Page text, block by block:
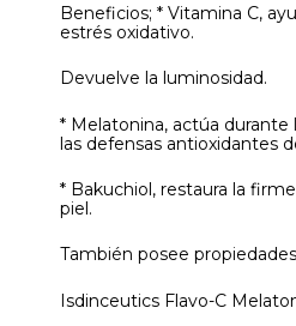
Beneficios; * Vitamina C,
estrés oxidativo.
Devuelve la luminosidad.
* Melatonina, actúa
las defensas antioxidantes
* Bakuchiol, restaura la
piel.
También posee
Isdinceutics Flavo-C